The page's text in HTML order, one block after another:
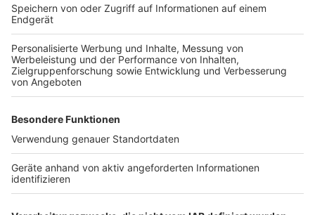
Weitere Meldungen von Rhein und Erft
Anzeige
Brühl/Bornheim: Mutmaßlicher Sextäter gefasst
Bachem
Kerpen beschließt umfassende
Nachhaltigkeitsstrategie